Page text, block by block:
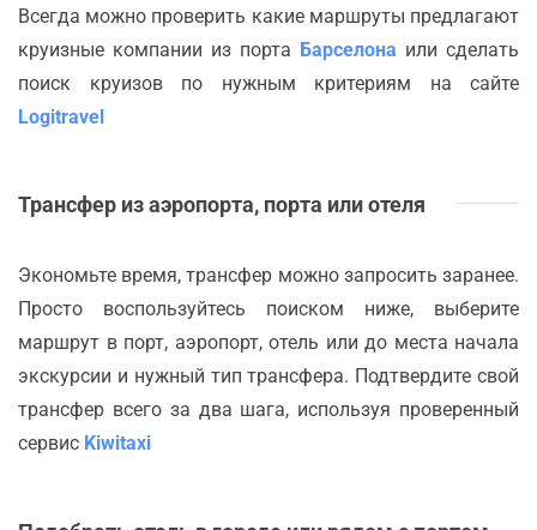
Всегда можно проверить какие маршруты предлагают
круизные компании из порта Барселона или сделать
поиск круизов по нужным критериям на сайте
Logitravel
Трансфер из аэропорта, порта или отеля
Экономьте время, трансфер можно запросить заранее.
Просто воспользуйтесь поиском ниже, выберите
маршрут в порт, аэропорт, отель или до места начала
экскурсии и нужный тип трансфера. Подтвердите свой
трансфер всего за два шага, используя проверенный
сервис Kiwitaxi